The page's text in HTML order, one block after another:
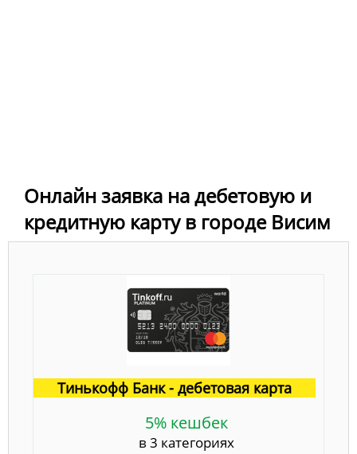
Онлайн заявка на дебетовую и
кредитную карту в городе Висим
Тинькофф Банк - дебетовая карта
5% кешбек
в 3 категориях